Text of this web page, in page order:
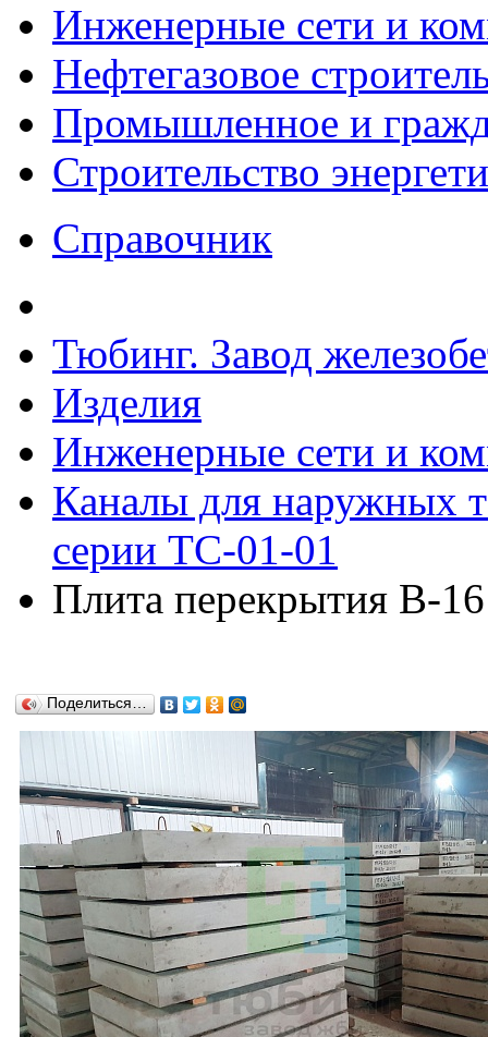
Инженерные сети и
Нефтегазовое
Промышленное и
Строительство
Справочник
Тюбинг. Завод
Изделия
Инженерные сети и
Каналы для наружных
серии ТС-01-01
Плита перекрытия В-
Поделиться…